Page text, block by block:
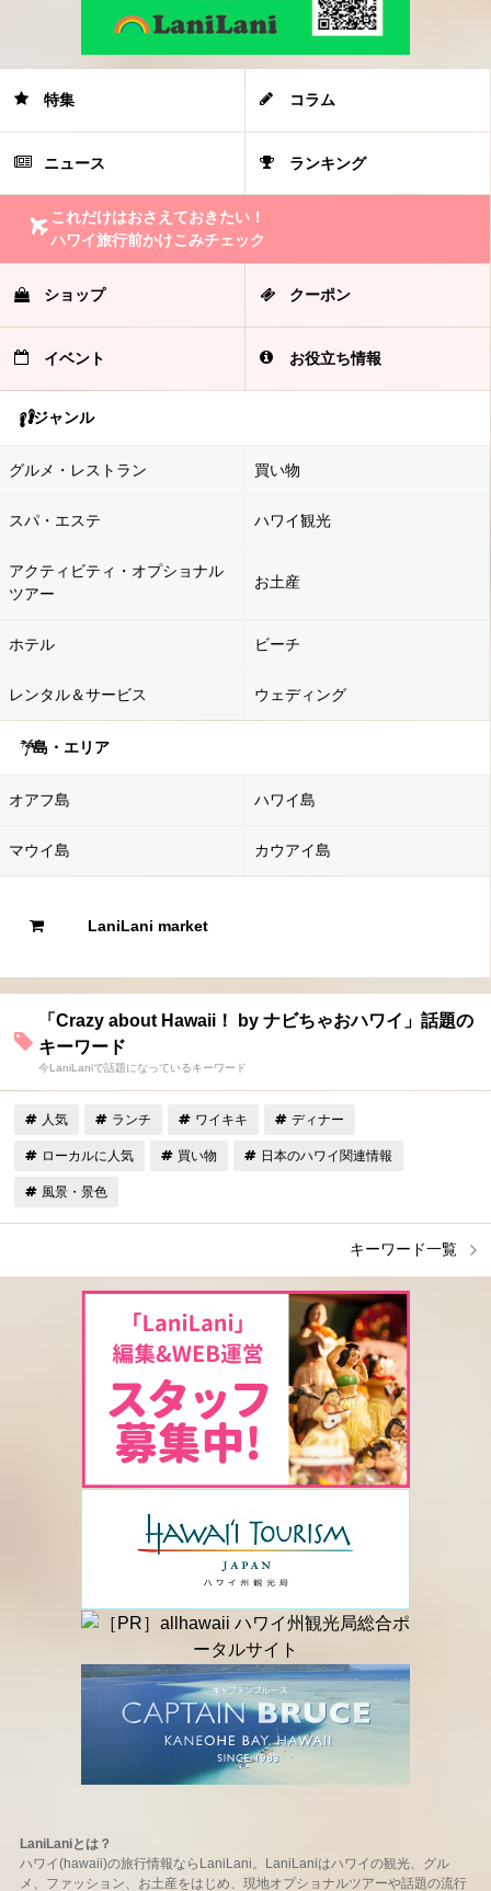
特集 コラム
ニュース ランキング
これだけはおさえておきたい！
ハワイ旅行前かけこみチェック
ショップ クーポン
イベント お役立ち情報
ジャンル
グルメ・レストラン 買い物
スパ・エステ ハワイ観光
アクティビティ・オプショナル
ツアー
お土産
ホテル ビーチ
レンタル＆サービス ウェディング
島・エリア
オアフ島 ハワイ島
マウイ島 カウアイ島
LaniLani market
「Crazy about Hawaii！ by ナビちゃおハワイ」話題の
キーワード
今LaniLaniで話題になっているキーワード
人気 ランチ ワイキキ ディナー
ローカルに人気 買い物 日本のハワイ関連情報
風景・景色
キーワード一覧
LaniLaniとは？
ハワイ(hawaii)の旅行情報ならLaniLani。LaniLaniはハワイの観光、グル
メ、ファッション、お土産をはじめ、現地オプショナルツアーや話題の流行